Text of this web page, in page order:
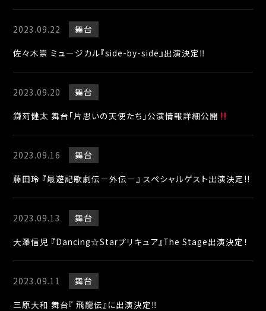
2023.09.22
舞台
佐々木崇 ミュージカル『side-by-side』出演決定‼︎
2023.09.20
舞台
鎌苅健太 舞台「片思いの天使たち」公演情報詳細公開
2023.09.16
舞台
藤田玲 『最遊記歌劇伝－外伝－』 スペシャルゲスト出演決定!!
2023.09.13
舞台
大澤信児 『Dancing☆Starプリキュア』The Stage出演決定！
2023.09.11
舞台
三原大和 舞台『 飛龍伝』に出演決定‼︎